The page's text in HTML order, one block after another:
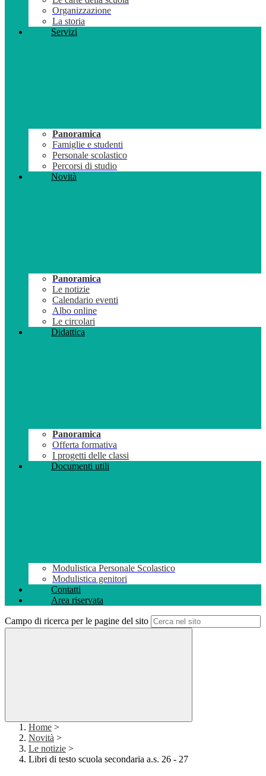
Organizzazione
La storia
Servizi
Panoramica
Famiglie e studenti
Personale scolastico
Percorsi di studio
Novità
Panoramica
Le notizie
Calendario eventi
Albo online
Le circolari
Didattica
Panoramica
Offerta formativa
I progetti delle classi
Documenti utili
Modulistica Personale Scolastico
Modulistica genitori
Contatti
Area riservata
Campo di ricerca per le pagine del sito
Home >
Novità >
Le notizie >
Libri di testo scuola secondaria a.s. 26 - 27